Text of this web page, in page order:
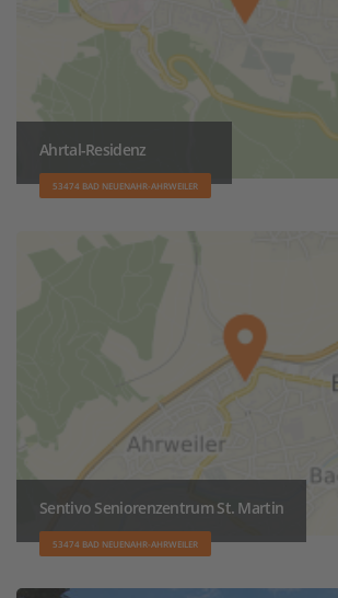
Ahrtal-Residenz
53474 BAD NEUENAHR-AHRWEILER
Sentivo Seniorenzentrum St. Martin
53474 BAD NEUENAHR-AHRWEILER